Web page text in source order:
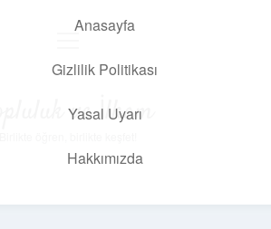
Anasayfa
Gizlilik Politikası
Yasal Uyarı
Hakkımızda
Topluluk ve İlham